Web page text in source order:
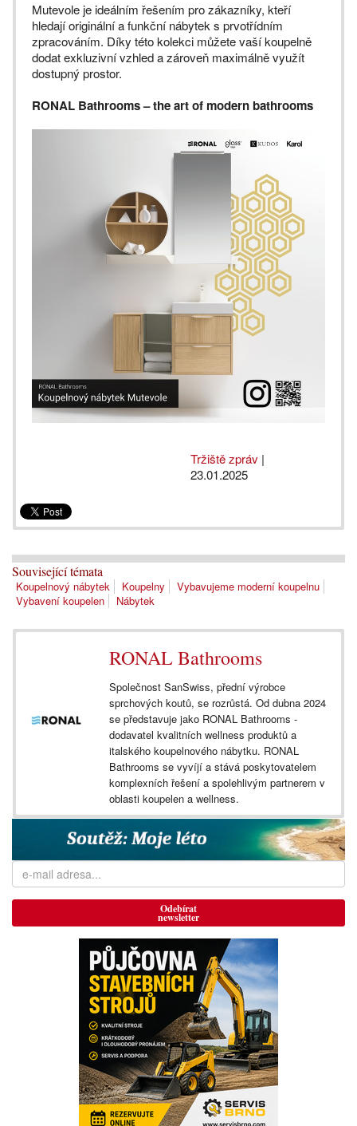
Mutevole je ideálním řešením pro zákazníky, kteří
hledají originální a funkční nábytek s prvotřídním
zpracováním. Díky této kolekci můžete vaší koupelně
dodat exkluzivní vzhled a zároveň maximálně využít
dostupný prostor.
RONAL Bathrooms – the art of modern bathrooms
Tržiště zpráv |
23.01.2025
Související témata
Koupelnový nábytek Koupelny
Vybavujeme moderní koupelnu
Vybavení koupelen
Nábytek
RONAL Bathrooms
Společnost SanSwiss, přední výrobce
sprchových koutů, se rozrůstá. Od dubna 2024
se představuje jako RONAL Bathrooms -
dodavatel kvalitních wellness produktů a
italského koupelnového nábytku. RONAL
Bathrooms se vyvíjí a stává poskytovatelem
komplexních řešení a spolehlivým partnerem v
oblasti koupelen a wellness.
Odebírat
newsletter